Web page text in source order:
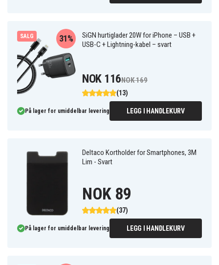
SALG
SiGN hurtiglader 20W for iPhone – USB +
USB-C + Lightning-kabel – svart
(13)
31%
NOK 116NOK 169
På lager for umiddelbar levering LEGG I HANDLEKURV
Deltaco Kortholder for Smartphones, 3M
Lim - Svart
(37)
NOK 89
På lager for umiddelbar levering LEGG I HANDLEKURV